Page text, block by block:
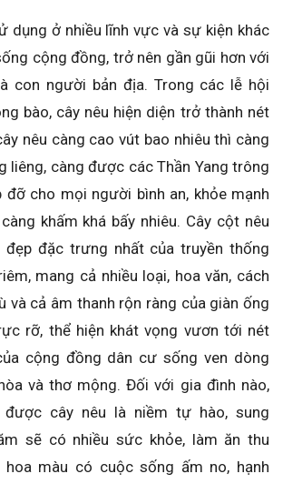
dụng ở nhiều lĩnh vực và sự kiện khác
cộng đồng, trở nên gần gũi hơn với
con người bản địa. Trong các lễ hội
bào, cây nêu hiện diện trở thành nét
nêu càng cao vút bao nhiêu thì càng
liêng, càng được các Thần Yang trông
đỡ cho mọi người bình an, khỏe mạnh
khấm khá bấy nhiêu. Cây cột nêu
đặc trưng nhất của truyền thống
mang cả nhiều loại, hoa văn, cách
và cả âm thanh rộn ràng của giàn ống
rỡ, thể hiện khát vọng vươn tới nét
cộng đồng dân cư sống ven dòng
và thơ mộng. Đối với gia đình nào,
cây nêu là niềm tự hào, sung
sẽ có nhiều sức khỏe, làm ăn thu
hoa màu có cuộc sống ấm no, hạnh